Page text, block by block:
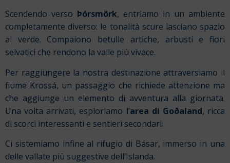
Scendendo verso Þórsmörk, entriamo in un ambiente
completamente diverso: le tonalità scure lasciano spazio
al verde. Compaiono betulle artiche, arbusti e fiori
selvatici che rendono la valle più vivace.
Per raggiungere la nostra destinazione attraversiamo il
fiume Krossá, un passaggio che richiede attenzione ma
che aggiunge un elemento di avventura alla giornata.
Una volta arrivati, esploriamo l’area di Goðaland, ricca
di scorci interessanti e sentieri secondari.
Ci sistemiamo infine al rifugio di Básar, immerso in una
delle vallate più suggestive dell’Islanda.